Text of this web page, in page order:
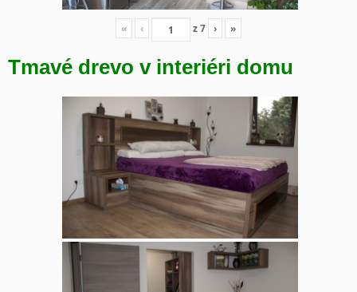
« ‹ z7 › »
Tmavé drevo v interiéri domu